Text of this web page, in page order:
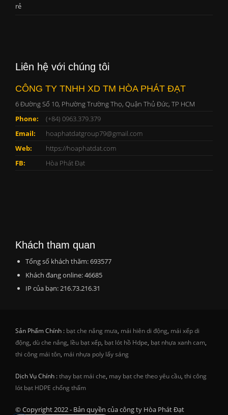
rẻ
Liên hệ với chúng tôi
CÔNG TY TNHH XD TM HÒA PHÁT ĐẠT
6 Đường Số 10, Phường Trường Thọ, Quận Thủ Đức, TP HCM
Phone:
(+84) 0963.379.379
Email:
hoaphatdatgroup79@gmail.com
Web:
https://hoaphatdat.com
FB:
Hòa Phát Đạt
Khách tham quan
Tổng số khách thăm: 693577
Khách đang online: 46685
IP của bạn: 216.73.216.31
Sản Phẩm Chính : bạt che nắng mưa, mái hiên di động, mái xếp di
động, dù che nắng, lều bạt xếp, bạt lót hồ Hdpe, bạt nhựa xanh cam,
thi công mái tôn, mái nhựa poly lấy sáng
Dịch Vụ Chính :thay bạt mái che, may bạt che theo yêu cầu, thi công
lót bạt HDPE chống thấm
© Copyright 2022 - Bản quyền của công ty Hòa Phát Đạt